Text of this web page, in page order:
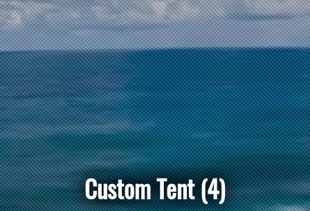
Custom Tent (4)